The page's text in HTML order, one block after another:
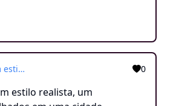
desenhe em um estilo realista, um gato pulando telhados em uma cidade a noite 0